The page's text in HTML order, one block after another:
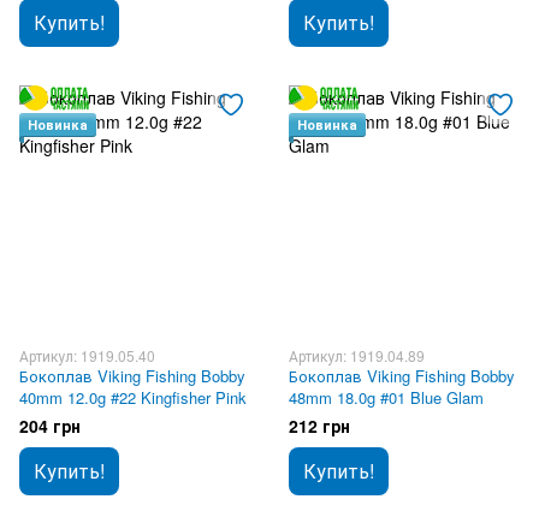
Купить! Купить!
Новинка
Артикул: 1919.05.40
Бокоплав Viking Fishing Bobby
40mm 12.0g #22 Kingfisher Pink
204 грн
Купить!
Новинка
Артикул: 1919.04.89
Бокоплав Viking Fishing Bobby
48mm 18.0g #01 Blue Glam
212 грн
Купить!